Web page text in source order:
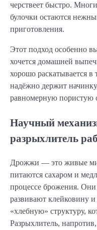
черствеет быстро.
булочки остаются
приготовления.
Этот подход особенно
хочется домашней
хорошо раскатывается в
надёжно держит
равномерную пористую
Научный
разрыхлитель
Дрожжи — это живые
питаются сахаром и
процессе брожения. Они
развивают клейковину
«хлебную» структуру,
Разрыхлитель,